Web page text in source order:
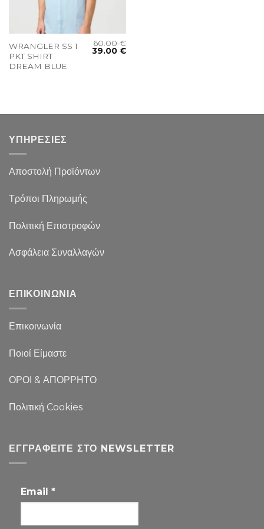
WRANGLER SS 1
PKT SHIRT
DREAM BLUE
60.00€
39.00€
ΥΠΗΡΕΣΙΕΣ
Αποστολή Προϊόντων
Τρόποι Πληρωμής
Πολιτική Επιστροφών
Ασφάλεια Συναλλαγών
ΕΠΙΚΟΙΝΩΝΙΑ
Επικοινωνία
Ποιοί Είμαστε
ΟΡΟΙ & ΑΠΟΡΡΗΤΟ
Πολιτική Cookies
ΕΓΓΡΑΦΕΊΤΕ ΣΤΟ NEWSLETTER
Email *